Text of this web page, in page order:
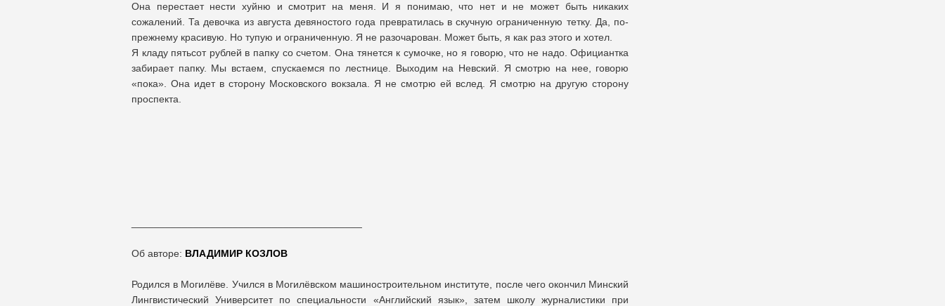
Она перестает нести хуйню и смотрит на меня. И я понимаю, что нет и не может быть никаких
сожалений. Та девочка из августа девяностого года превратилась в скучную ограниченную тетку. Да, по-
прежнему красивую. Но тупую и ограниченную. Я не разочарован. Может быть, я как раз этого и хотел.
Я кладу пятьсот рублей в папку со счетом. Она тянется к сумочке, но я говорю, что не надо. Официантка
забирает папку. Мы встаем, спускаемся по лестнице. Выходим на Невский. Я смотрю на нее, говорю
«пока». Она идет в сторону Московского вокзала. Я не смотрю ей вслед. Я смотрю на другую сторону
проспекта.
Об авторе: ВЛАДИМИР КОЗЛОВ
Родился в Могилёве. Учился в Могилёвском машиностроительном институте, после чего окончил Минский
Лингвистический Университет по специальности «Английский язык», затем школу журналистики при